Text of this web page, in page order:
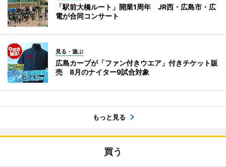
「駅前大橋ルート」開業1周年 JR西・広島市・広
電が合同コンサート
見る・遊ぶ
広島カープが「ファン付きウエア」付きチケット販
売 8月のナイター9試合対象
もっと見る
買う